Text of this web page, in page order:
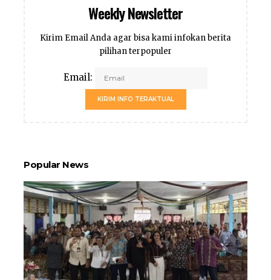
Weekly Newsletter
Kirim Email Anda agar bisa kami infokan berita
pilihan terpopuler
Email:
KIRIM INFO TERAKTUAL
Popular News